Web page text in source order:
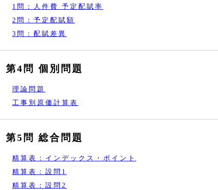
1問：人件費 予定配賦率
2問：予定配賦額
3問：配賦差異
第4問 個別問題
理論問題
工事別原価計算表
第5問 総合問題
精算表：インデックス・ポイント
精算表：設問1
精算表：設問2